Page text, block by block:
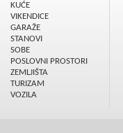
KUĆE
VIKENDICE
GARAŽE
STANOVI
SOBE
POSLOVNI PROSTORI
ZEMLJIŠTA
TURIZAM
VOZILA